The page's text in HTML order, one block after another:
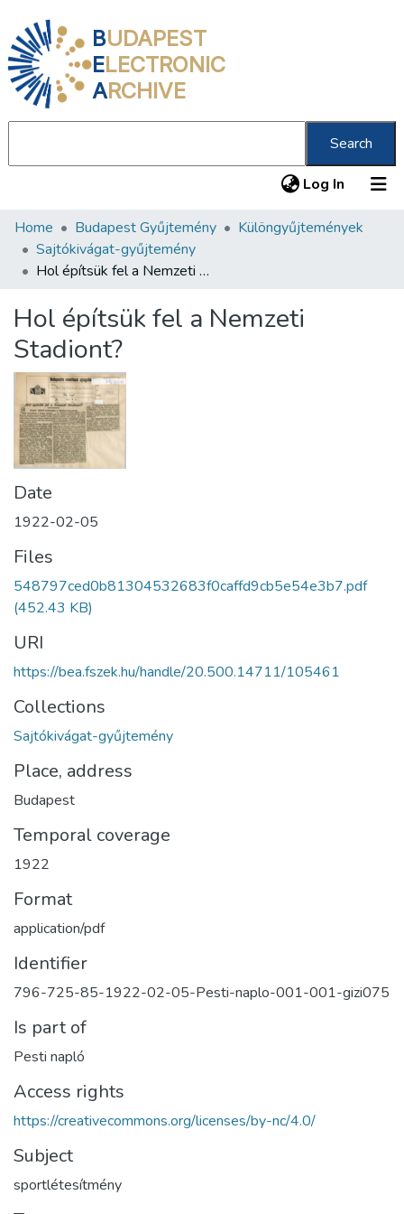
BUDAPEST
ELECTRONIC
ARCHIVE
Search
Log In (current)
Communities & Collections
All of DSpace
About us
Home Budapest Gyűjtemény
Különgyűjtemények
Sajtókivágat-gyűjtemény
Hol építsük fel a Nemzeti Stadiont?
Hol építsük fel a Nemzeti
Stadiont?
Date
1922-02-05
Files
548797ced0b81304532683f0caffd9cb5e54e3b7.pdf
(452.43 KB)
URI
https://bea.fszek.hu/handle/20.500.14711/105461
Collections
Sajtókivágat-gyűjtemény
Place, address
Budapest
Temporal coverage
1922
Format
application/pdf
Identifier
796-725-85-1922-02-05-Pesti-naplo-001-001-gizi075
Is part of
Pesti napló
Access rights
https://creativecommons.org/licenses/by-nc/4.0/
Subject
sportlétesítmény